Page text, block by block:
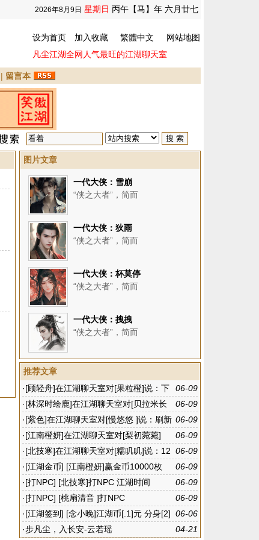
2026年8月9日 星期日 丙午【马】年 六月廿七
设为首页 加入收藏 繁體中文
网站地图
凡尘江湖全网人气最旺的江湖聊天室
| 留言本
图片文章
一代大侠：雪崩
“侠之大者”，简而
一代大侠：狄雨
“侠之大者”，简而
一代大侠：杯莫停
“侠之大者”，简而
一代大侠：拽拽
“侠之大者”，简而
推荐文章
06-09
·[顾轻舟]在江湖聊天室对[果粒橙]说：下
班啦
06-09
·[林深时绘鹿]在江湖聊天室对[贝拉米长
款]说：襄阳
06-09
·[紫色]在江湖聊天室对[慢悠悠 ]说：刷新
有点快
06-09
·[江南橙妍]在江湖聊天室对[梨初菀菀]
说：没有规律的
06-09
·[北技寒]在江湖聊天室对[糯叽叽]说：12
点多去吧
06-09
·[江湖金币] [江南橙妍]赢金币10000枚
06-09
·[打NPC] [北技寒]打NPC 江湖时间
06-09
·[打NPC] [桃扇清音 ]打NPC
06-06
·[江湖签到] [念小晚]江湖币[.1]元 分身[2]
个
04-21
·步凡尘，入长安-云若瑶